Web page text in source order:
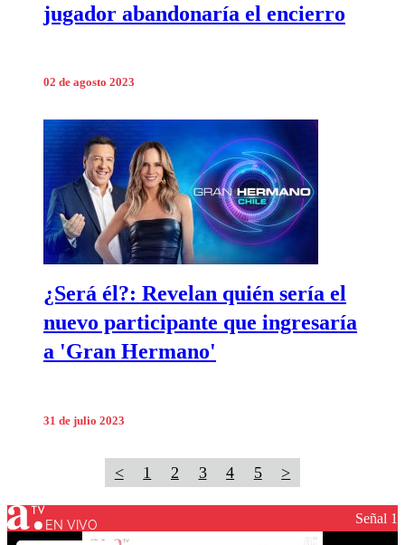
jugador abandonaría el encierro
02 de agosto 2023
¿Será él?: Revelan quién sería el
nuevo participante que ingresaría
a 'Gran Hermano'
31 de julio 2023
< 1 2 3 4 5 >
EN VIVO Señal 1